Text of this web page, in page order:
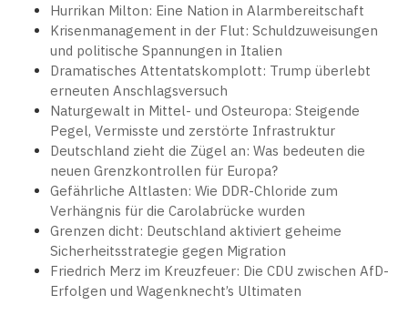
Hurrikan Milton: Eine Nation in Alarmbereitschaft
Krisenmanagement in der Flut: Schuldzuweisungen
und politische Spannungen in Italien
Dramatisches Attentatskomplott: Trump überlebt
erneuten Anschlagsversuch
Naturgewalt in Mittel- und Osteuropa: Steigende
Pegel, Vermisste und zerstörte Infrastruktur
Deutschland zieht die Zügel an: Was bedeuten die
neuen Grenzkontrollen für Europa?
Gefährliche Altlasten: Wie DDR-Chloride zum
Verhängnis für die Carolabrücke wurden
Grenzen dicht: Deutschland aktiviert geheime
Sicherheitsstrategie gegen Migration
Friedrich Merz im Kreuzfeuer: Die CDU zwischen AfD-
Erfolgen und Wagenknecht’s Ultimaten